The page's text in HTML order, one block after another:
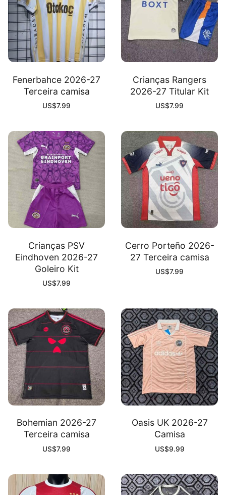
Fenerbahce 2026-27
Terceira camisa
US$7.99
Crianças Rangers
2026-27 Titular Kit
US$7.99
Crianças PSV
Eindhoven 2026-27
Goleiro Kit
US$7.99
Cerro Porteño 2026-
27 Terceira camisa
US$7.99
Bohemian 2026-27
Terceira camisa
US$7.99
Oasis UK 2026-27
Camisa
US$9.99